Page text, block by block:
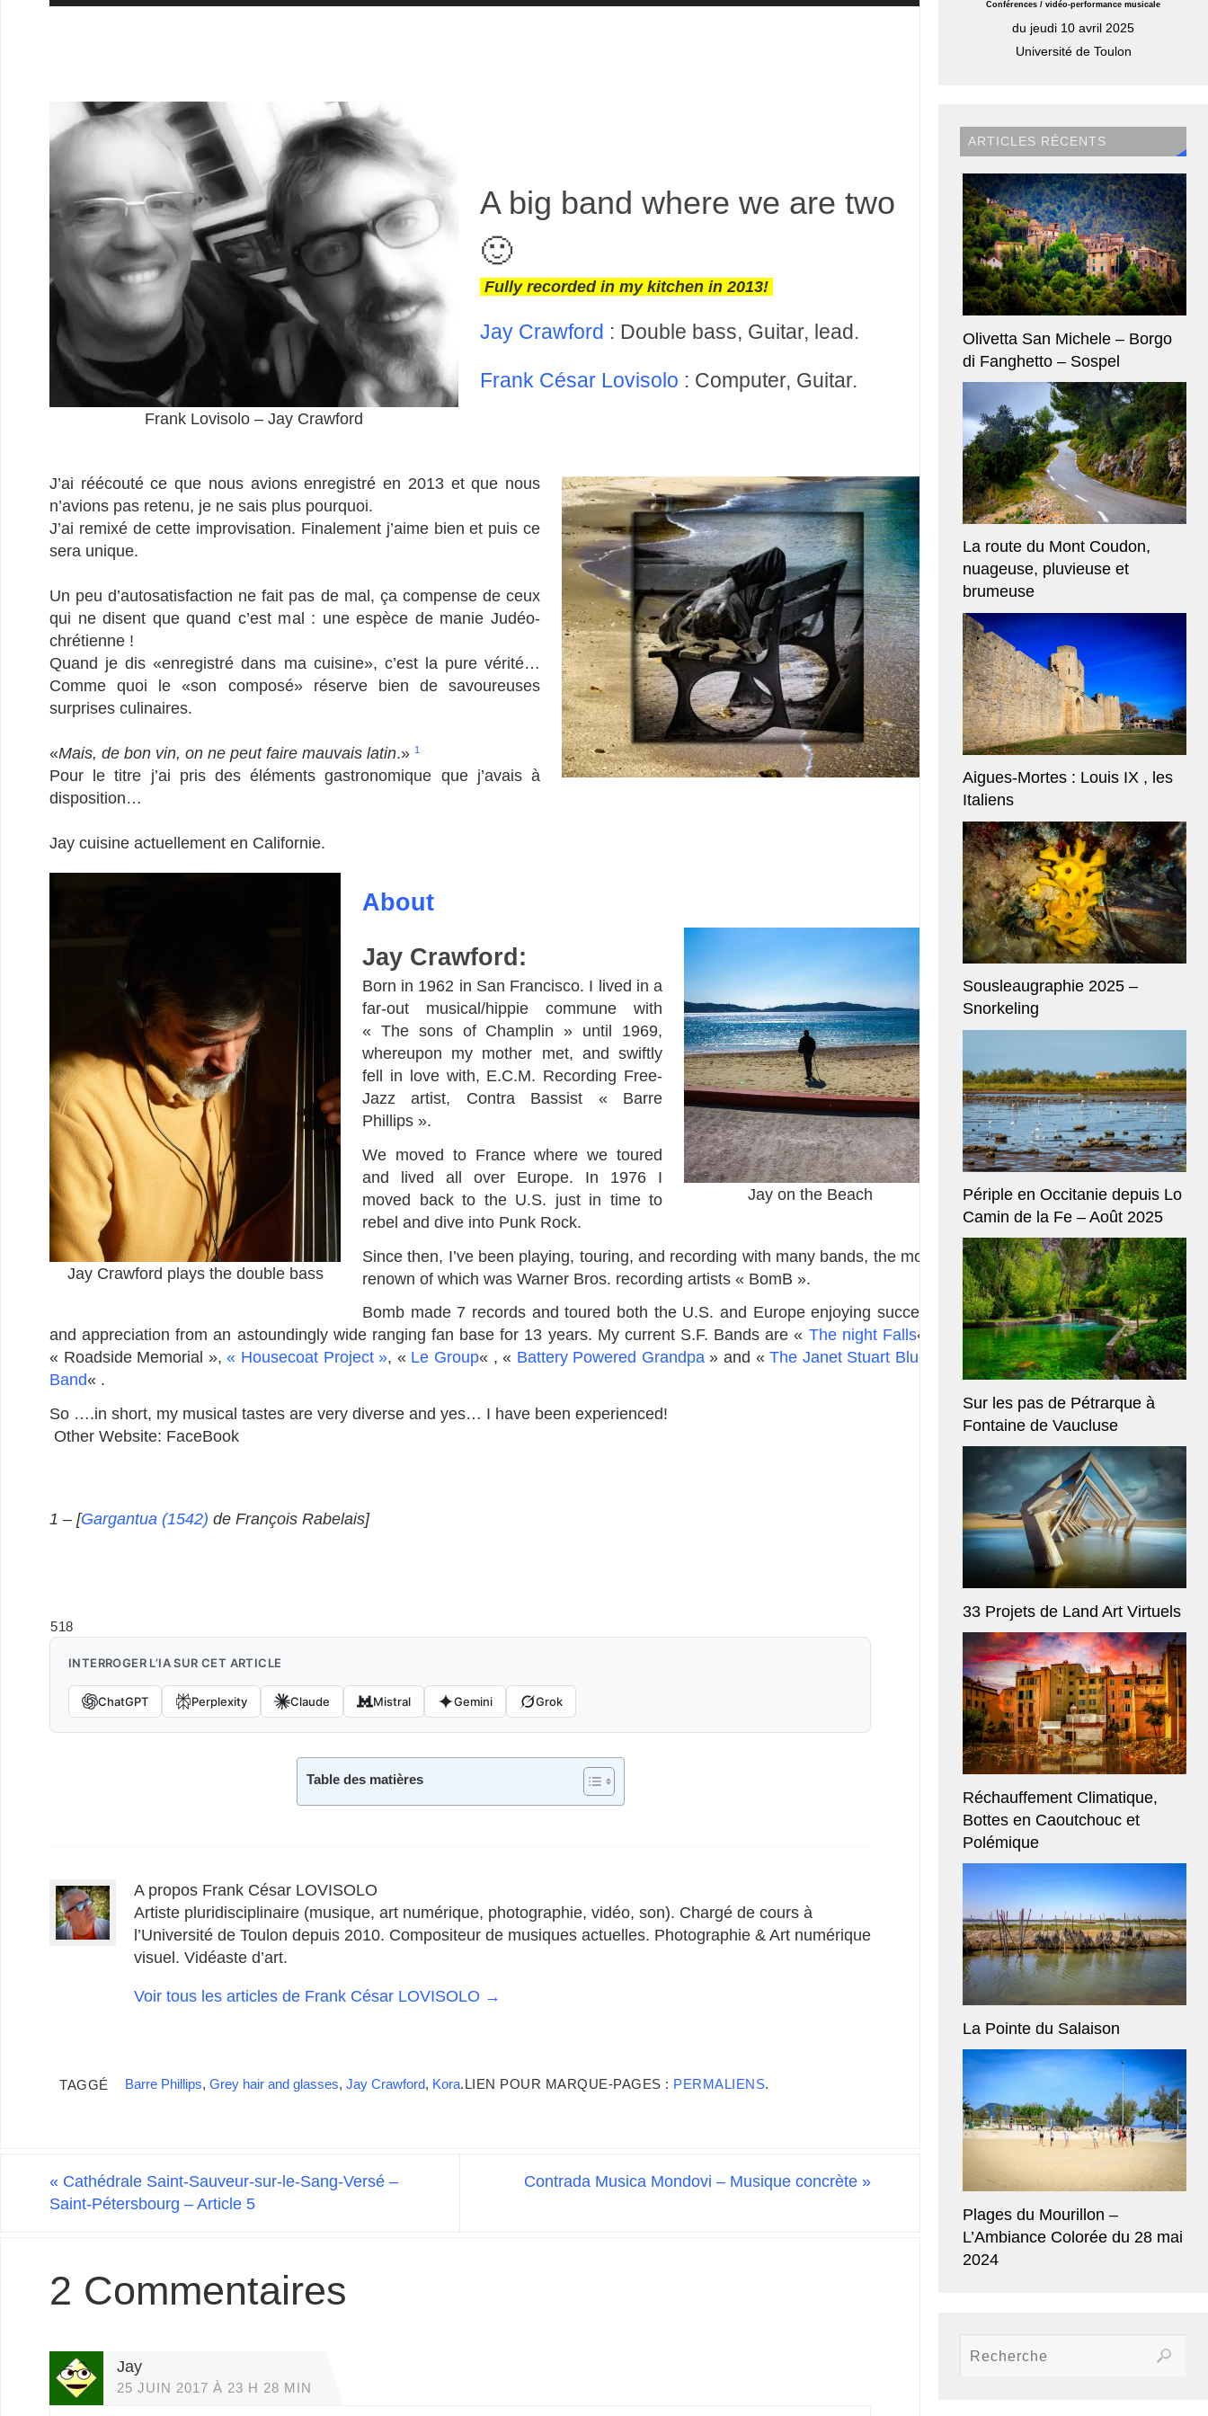
Frank Lovisolo – Jay Crawford
A big band where we are two
🙂
Fully recorded in my kitchen in 2013!
Jay Crawford : Double bass, Guitar, lead.
Frank César Lovisolo : Computer, Guitar.
J’ai réécouté ce que nous avions enregistré en 2013 et que nous
n’avions pas retenu, je ne sais plus pourquoi.
J’ai remixé de cette improvisation. Finalement j’aime bien et puis ce
sera unique.
Un peu d’autosatisfaction ne fait pas de mal, ça compense de ceux
qui ne disent que quand c’est mal : une espèce de manie Judéo-
chrétienne !
Quand je dis «enregistré dans ma cuisine», c’est la pure vérité…
Comme quoi le «son composé» réserve bien de savoureuses
surprises culinaires.
«Mais, de bon vin, on ne peut faire mauvais latin.» 1
Pour le titre j’ai pris des éléments gastronomique que j’avais à
disposition…
Jay cuisine actuellement en Californie.
Jay Crawford plays the double bass
About
Jay on the Beach
Jay Crawford:
Born in 1962 in San Francisco. I lived in a
far-out musical/hippie commune with
« The sons of Champlin » until 1969,
whereupon my mother met, and swiftly
fell in love with, E.C.M. Recording Free-
Jazz artist, Contra Bassist « Barre
Phillips ».
We moved to France where we toured
and lived all over Europe. In 1976 I
moved back to the U.S. just in time to
rebel and dive into Punk Rock.
Since then, I’ve been playing, touring, and recording with many bands, the most
renown of which was Warner Bros. recording artists « BomB ».
Bomb made 7 records and toured both the U.S. and Europe enjoying success
and appreciation from an astoundingly wide ranging fan base for 13 years. My current S.F. Bands are « The night Falls« ,
« Roadside Memorial »,« Housecoat Project », « Le Group« , « Battery Powered Grandpa» and «The Janet Stuart Blues
Band« .
So ….in short, my musical tastes are very diverse and yes… I have been experienced!
Other Website: FaceBook
1 – [Gargantua (1542) de François Rabelais]
518
INTERROGER L’IA SUR CET ARTICLE
ChatGPT Perplexity Claude Mistral Gemini Grok
Table des matières
A propos Frank César LOVISOLO
Artiste pluridisciplinaire (musique, art numérique, photographie, vidéo, son). Chargé de cours à
l’Université de Toulon depuis 2010. Compositeur de musiques actuelles. Photographie & Art numérique
visuel. Vidéaste d’art.
Voir tous les articles de Frank César LOVISOLO →
TAGGÉ Barre Phillips, Grey hair and glasses, Jay Crawford, Kora.LIEN POUR MARQUE-PAGES : PERMALIENS.
« Cathédrale Saint-Sauveur-sur-le-Sang-Versé –
Saint-Pétersbourg – Article 5
Contrada Musica Mondovi – Musique concrète »
2 Commentaires
Jay
25 JUIN 2017 À 23 H 28 MIN
Conférences / vidéo-performance musicale
du jeudi 10 avril 2025
Université de Toulon
ARTICLES RÉCENTS
Olivetta San Michele – Borgo
di Fanghetto – Sospel
La route du Mont Coudon,
nuageuse, pluvieuse et
brumeuse
Aigues-Mortes : Louis IX , les
Italiens
Sousleaugraphie 2025 –
Snorkeling
Périple en Occitanie depuis Lo
Camin de la Fe – Août 2025
Sur les pas de Pétrarque à
Fontaine de Vaucluse
33 Projets de Land Art Virtuels
Réchauffement Climatique,
Bottes en Caoutchouc et
Polémique
La Pointe du Salaison
Plages du Mourillon –
L’Ambiance Colorée du 28 mai
2024